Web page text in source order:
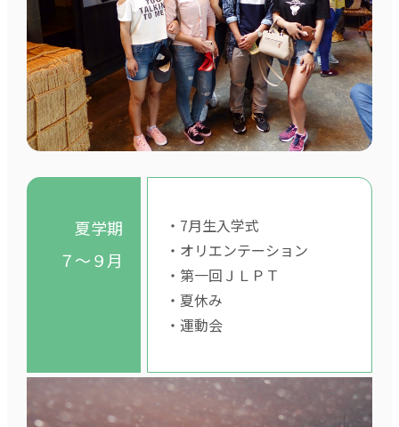
夏学期
７～９月
・7月生入学式
・オリエンテーション
・第一回ＪＬＰＴ
・夏休み
・運動会